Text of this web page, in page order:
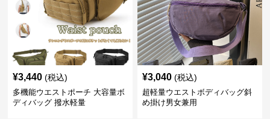
¥3,440 (税込)
多機能ウエストポーチ 大容量ボ
ディバッグ 撥水軽量
¥3,040 (税込)
超軽量ウエストボディバッグ斜
め掛け男女兼用